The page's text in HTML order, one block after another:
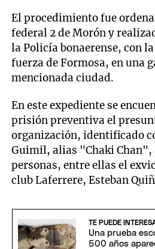
El procedimiento fue
federal 2 de Morón y
la Policía bonaerense, con
fuerza de Formosa, en una
mencionada ciudad.
En este expediente se
prisión preventiva el
organización, identificado
Guimil, alias "Chaki Chan",
personas, entre ellas el
club Laferrere, Esteban
TE PUEDE
Una prueba
500 años